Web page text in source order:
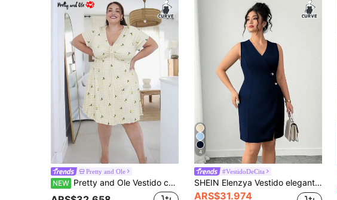
Pretty and Ole
NEW Pretty and Ole Vestido casual de manga corta con estampado de cuadros y frutas con nudo delantero para mujer de talla grande
4
#VestidoDeCita
SHEIN Elenzya Vestido elegante de talla grande de unicolor con cuello en V, ajustado y sin mangas
ARS$31.974